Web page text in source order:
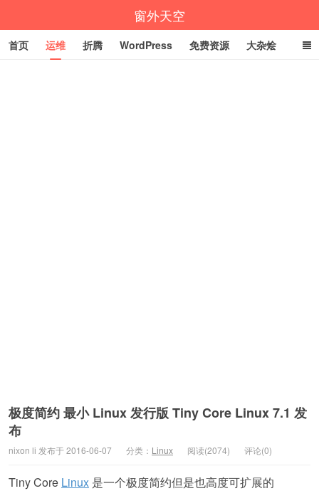
窗外天空
首页 运维 折腾 WordPress 免费资源 大杂烩
极度简约 最小 Linux 发行版 Tiny Core Linux 7.1 发
布
nixon li 发布于 2016-06-07 分类： Linux 阅读(2074) 评论(0)
Tiny Core Linux 是一个极度简约但是也高度可扩展的